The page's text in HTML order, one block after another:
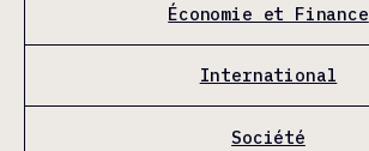
Économie et Finance
International
Société